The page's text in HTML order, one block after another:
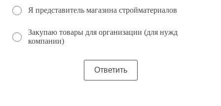
Я представитель магазина стройматериалов
Закупаю товары для организации (для нужд
компании)